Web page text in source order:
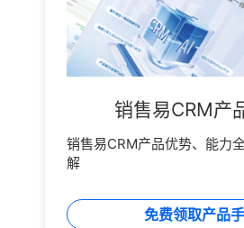
销售易CRM产
销售易CRM产品优势、能力
解
免费领取产品